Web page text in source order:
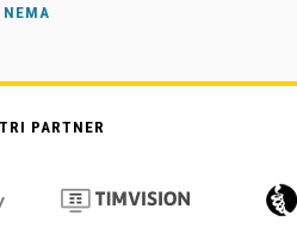
PARTNER